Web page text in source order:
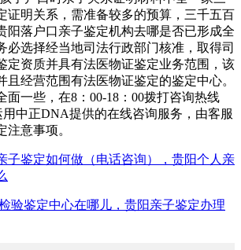
证明关系，需准备较多的预算，三千五百
阳落户口亲子鉴定机构去哪是否已形成全
必选择经当地司法行政部门核准，取得司
定资质并具有法医物证鉴定业务范围，该
且经营范围有法医物证鉴定的鉴定中心。
面一些，在8：00-18：00拨打咨询热线
用中正DNA提供的在线咨询服务，由客服
注意事项。
子鉴定如何做（电话咨询），贵阳个人亲
验鉴定中心在哪儿，贵阳亲子鉴定办理